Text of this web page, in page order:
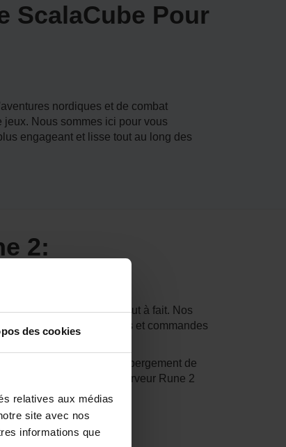
des cookies
relatives aux médias
site avec nos
informations que
ScalaCube Pour
nordiques et de combat
Nous sommes ici pour vous
engageant et lisse tout au long des
2:
jeux de ScalaCube est tout à fait. Nos
Tech, Serveurs réactifs et commandes
du nordique.
clans, les services d'hébergement de
votre hébergement de serveur Rune 2